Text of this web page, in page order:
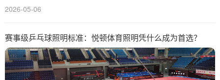
2026-05-06
赛事级乒乓球照明标准：悦顿体育照明凭什么成为首选？